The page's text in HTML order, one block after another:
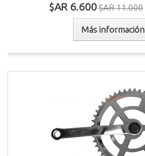
$AR 6.600$AR 11.000
Más información